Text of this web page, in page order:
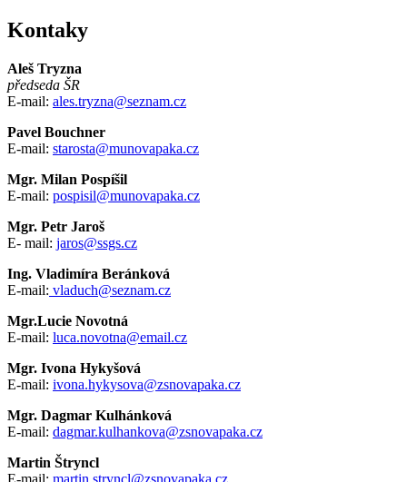
Kontaky
Aleš Tryzna
předseda ŠR
E-mail: ales.tryzna@seznam.cz
Pavel Bouchner
E-mail: starosta@munovapaka.cz
Mgr. Milan Pospíšil
E-mail: pospisil@munovapaka.cz
Mgr. Petr Jaroš
E- mail: jaros@ssgs.cz
Ing. Vladimíra Beránková
E-mail: vladuch@seznam.cz
Mgr.Lucie Novotná
E-mail: luca.novotna@email.cz
Mgr. Ivona Hykyšová
E-mail: ivona.hykysova@zsnovapaka.cz
Mgr. Dagmar Kulhánková
E-mail: dagmar.kulhankova@zsnovapaka.cz
Martin Štryncl
E-mail: martin.stryncl@zsnovapaka.cz